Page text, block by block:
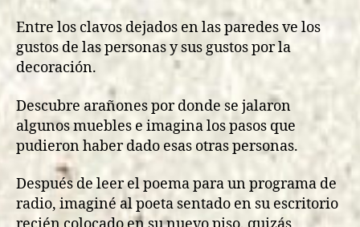
Entre los clavos dejados en las paredes ve los
gustos de las personas y sus gustos por la
decoración.
Descubre arañones por donde se jalaron
algunos muebles e imagina los pasos que
pudieron haber dado esas otras personas.
Después de leer el poema para un programa de
radio, imaginé al poeta sentado en su escritorio